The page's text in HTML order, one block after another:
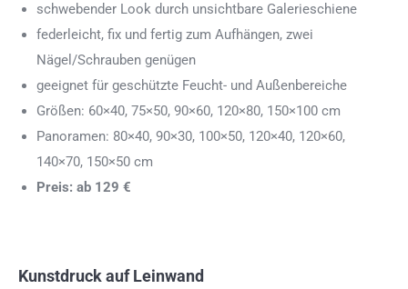
schwebender Look durch unsichtbare Galerieschiene
federleicht, fix und fertig zum Aufhängen, zwei
Nägel/Schrauben genügen
geeignet für geschützte Feucht- und Außenbereiche
Größen: 60×40, 75×50, 90×60, 120×80, 150×100 cm
Panoramen: 80×40, 90×30, 100×50, 120×40, 120×60,
140×70, 150×50 cm
Preis: ab 129 €
Kunstdruck auf Leinwand